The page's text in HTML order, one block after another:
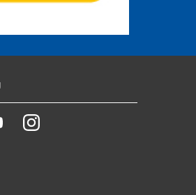
YoutubeInstagram